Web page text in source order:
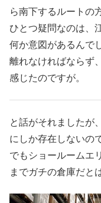
ら南下するルートの
ひとつ疑問なのは、
何か意図があるんで
離れなければならず
感じたのですが。
と話がそれましたが
にしか存在しないの
でもショールームエ
までガチの倉庫だと